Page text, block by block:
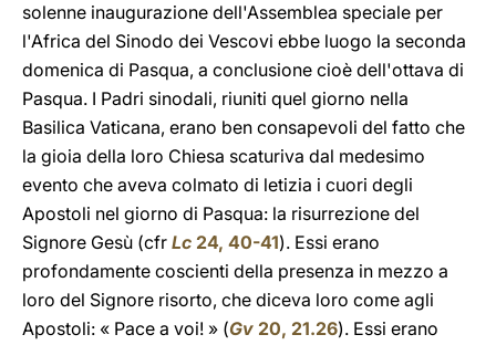
solenne inaugurazione dell'Assemblea speciale per
l'Africa del Sinodo dei Vescovi ebbe luogo la seconda
domenica di Pasqua, a conclusione cioè dell'ottava di
Pasqua. I Padri sinodali, riuniti quel giorno nella
Basilica Vaticana, erano ben consapevoli del fatto che
la gioia della loro Chiesa scaturiva dal medesimo
evento che aveva colmato di letizia i cuori degli
Apostoli nel giorno di Pasqua: la risurrezione del
Signore Gesù (cfr Lc 24, 40-41). Essi erano
profondamente coscienti della presenza in mezzo a
loro del Signore risorto, che diceva loro come agli
Apostoli: « Pace a voi! » (Gv 20, 21.26). Essi erano